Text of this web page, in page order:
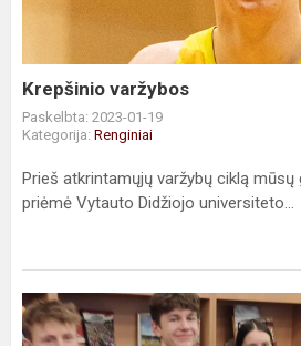
Krepšinio varžybos
Paskelbta: 2023-01-19
Kategorija: Renginiai
Prieš atkrintamųjų varžybų ciklą mūsų
priėmė Vytauto Didžiojo universiteto...
Susitikimas
su